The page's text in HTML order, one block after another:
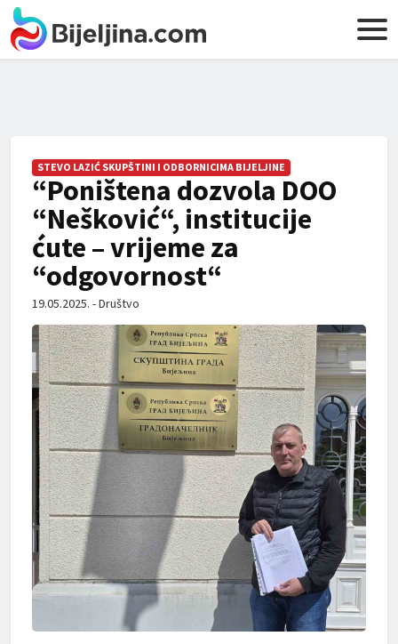
STEVO LAZIĆ SKUPŠTINI I ODBORNICIMA BIJELJINE
“Poništena dozvola DOO
“Nešković“, institucije
ćute – vrijeme za
“odgovornost“
19.05.2025. - Društvo